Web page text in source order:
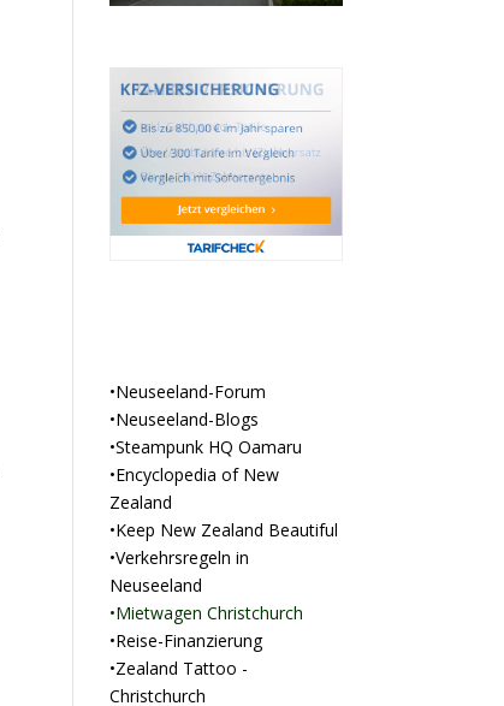
•Neuseeland-Forum
•Neuseeland-Blogs
•Steampunk HQ Oamaru
•Encyclopedia of New
Zealand
•Keep New Zealand Beautiful
•Verkehrsregeln in
Neuseeland
•Mietwagen Christchurch
•Reise-Finanzierung
•Zealand Tattoo -
Christchurch